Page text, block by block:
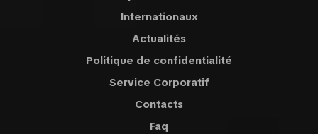
Internationaux
Actualités
Politique de confidentialité
Service Corporatif
Contacts
Faq